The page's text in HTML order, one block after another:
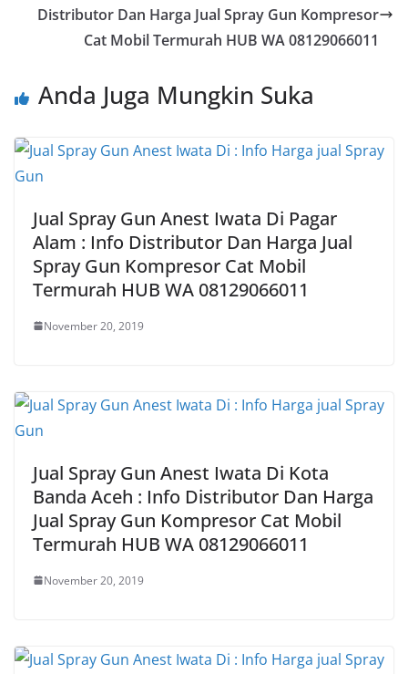
Distributor Dan Harga Jual Spray Gun Kompresor
Cat Mobil Termurah HUB WA 08129066011
Anda Juga Mungkin Suka
Jual Spray Gun Anest Iwata Di Pagar
Alam : Info Distributor Dan Harga Jual
Spray Gun Kompresor Cat Mobil
Termurah HUB WA 08129066011
November 20, 2019
Jual Spray Gun Anest Iwata Di Kota
Banda Aceh : Info Distributor Dan Harga
Jual Spray Gun Kompresor Cat Mobil
Termurah HUB WA 08129066011
November 20, 2019